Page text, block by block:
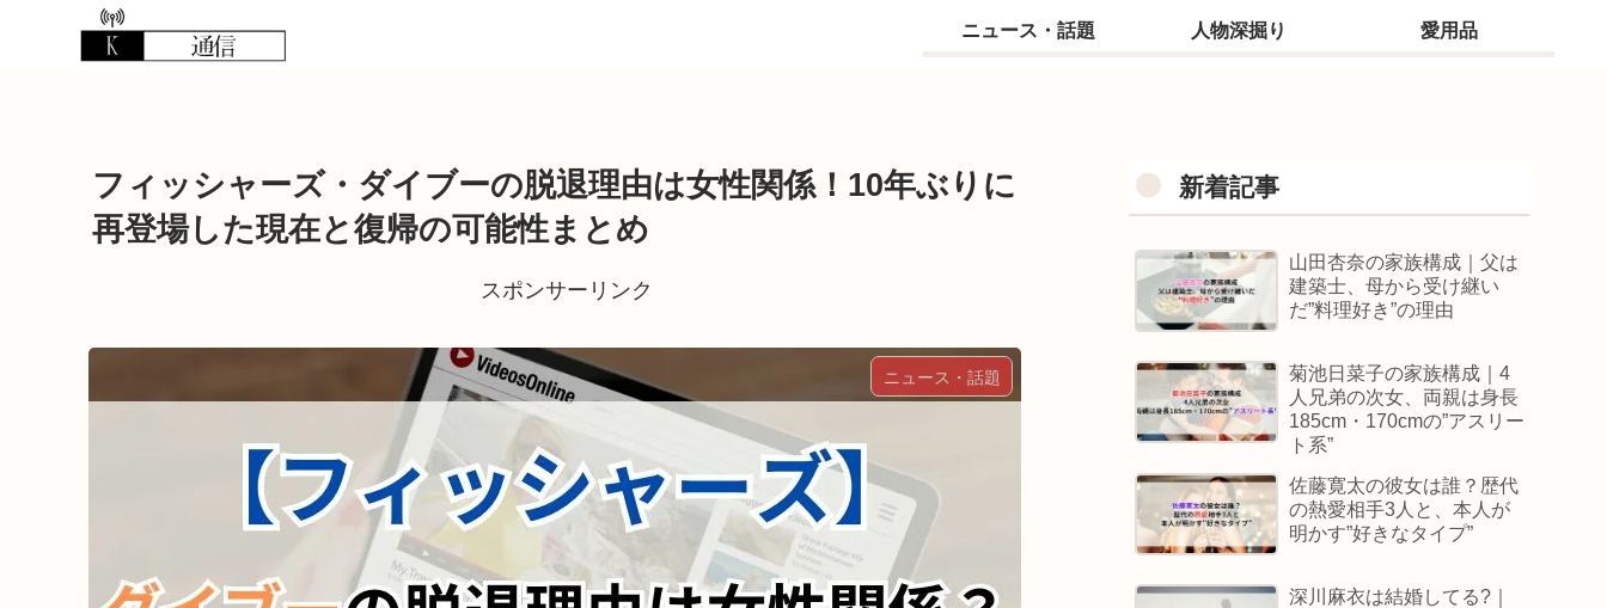
ニュース・話題 人物深掘り 愛用品
フィッシャーズ・ダイブーの脱退理由は女性関係！10年ぶりに
再登場した現在と復帰の可能性まとめ
スポンサーリンク
ニュース・話題
新着記事
山田杏奈の家族構成｜父は
建築士、母から受け継い
だ”料理好き”の理由
菊池日菜子の家族構成｜4
人兄弟の次女、両親は身長
185cm・170cmの”アスリー
ト系”
佐藤寛太の彼女は誰？歴代
の熱愛相手3人と、本人が
明かす”好きなタイプ”
深川麻衣は結婚してる?｜